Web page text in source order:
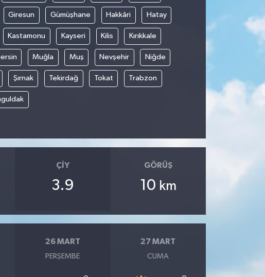
Giresun Gümüşhane Hakkâri Hatay
Kastamonu Kayseri Kilis Kırıkkale
Muğla Muş Nevşehir Niğde
Şırnak Tekirdağ Tokat Trabzon
ÇIY
3.9
GÖRÜŞ
10 km
26 MART
PERŞEMBE
27 MART
CUMA